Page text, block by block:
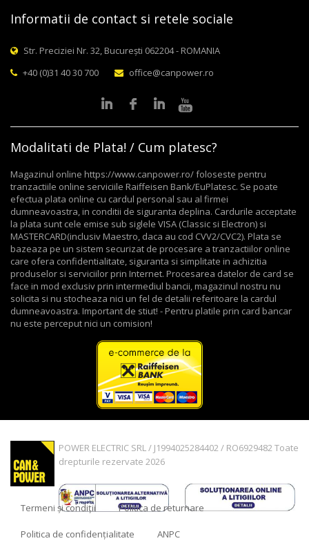
Informatii de contact si retele sociale
Str. Preciziei Nr. 32, București 062204 - ROMANIA
+40 (0)31 40 30 700
office@canpower.ro
Modalitati de Plata! / Cum platesc?
Magazinul online https://www.canpower.ro/ foloseste pentru
tranzactiile online serviciile Raiffeisen Bank/EuPlatesc. Se poate
efectua plata online cu cardul personal sau al firmei
dumneavoastra, in conditii de siguranta deplina. Cardurile acceptate
la plata sunt cele emise sub siglele VISA (Classic si Electron) si
MASTERCARD(inclusiv Maestro, daca au cod CVV2/CVC2). Plata se
bazeaza pe un sistem securizat de procesare a tranzactiilor online
care ofera confidentialitate, siguranta si simplitate in achizitia
produselor si serviciilor prin Internet. Procesarea datelor de card se
face in mod exclusiv prin intermediul bancii, magazinul nostru nu
solicita si nu stocheaza nici un fel de detalii referitoare la cardul
dumneavoastra. Important de stiut! - Pentru platile prin card bancar
nu este perceput nici un comision!
POWER ELECTRIC SRL / J1994025284402 / RO6929482 Toate
drepturile rezervate 2026
Termeni și condiții Politica de returnare
Politica de confidențialitate ANPC